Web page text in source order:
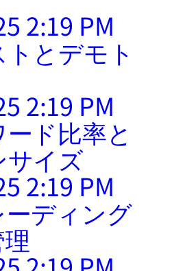
2:19 PM
とデモト
2:19 PM
ド比率と
イズ
2:19 PM
ディング